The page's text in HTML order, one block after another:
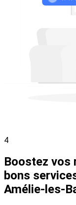
4
Boostez vos
bons
Amélie-les-